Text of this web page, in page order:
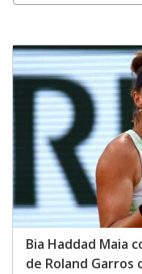
Bia Haddad Maia
de Roland Garros